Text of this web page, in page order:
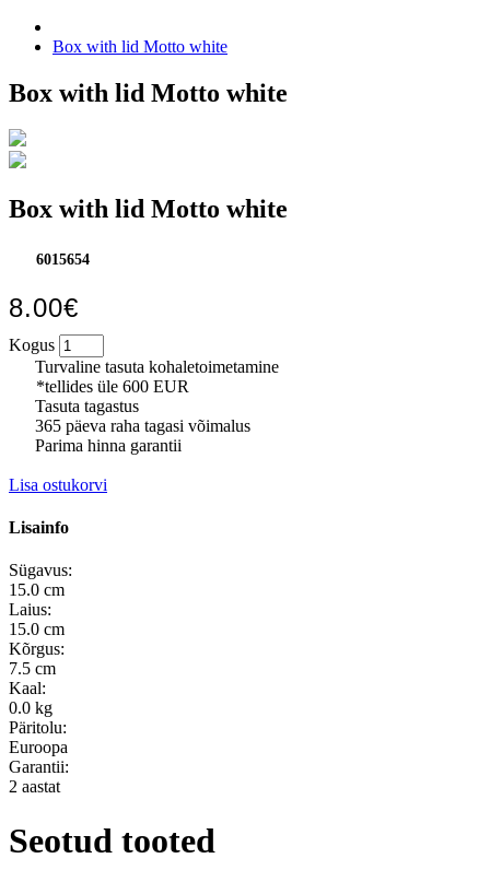
Box with lid Motto white
Box with lid Motto white
Box with lid Motto white
6015654
8.00€
Kogus
Turvaline tasuta kohaletoimetamine
*tellides üle 600 EUR
Tasuta tagastus
365 päeva raha tagasi võimalus
Parima hinna garantii
Lisa ostukorvi
Lisainfo
Sügavus:
15.0 cm
Laius:
15.0 cm
Kõrgus:
7.5 cm
Kaal:
0.0 kg
Päritolu:
Euroopa
Garantii:
2 aastat
Seotud tooted